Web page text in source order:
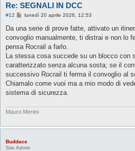
Re: SEGNALI IN DCC
#12
M
s
a
g
i
o
lunedì 20 aprile 2026, 12:53
Da una serie di prove fatte, attivato un
convoglio manualmente, ti distrai e non lo
pensa Rocrail a farlo.
La stessa cosa succede su un blocco con
caratterizzato senza alcuna sosta; se il
successivo Rocrail ti ferma il convoglio al
Chiamalo come vuoi ma a mio modo di
sistema di sicurezza.
Mauro Menini
Buddace
Site Admin